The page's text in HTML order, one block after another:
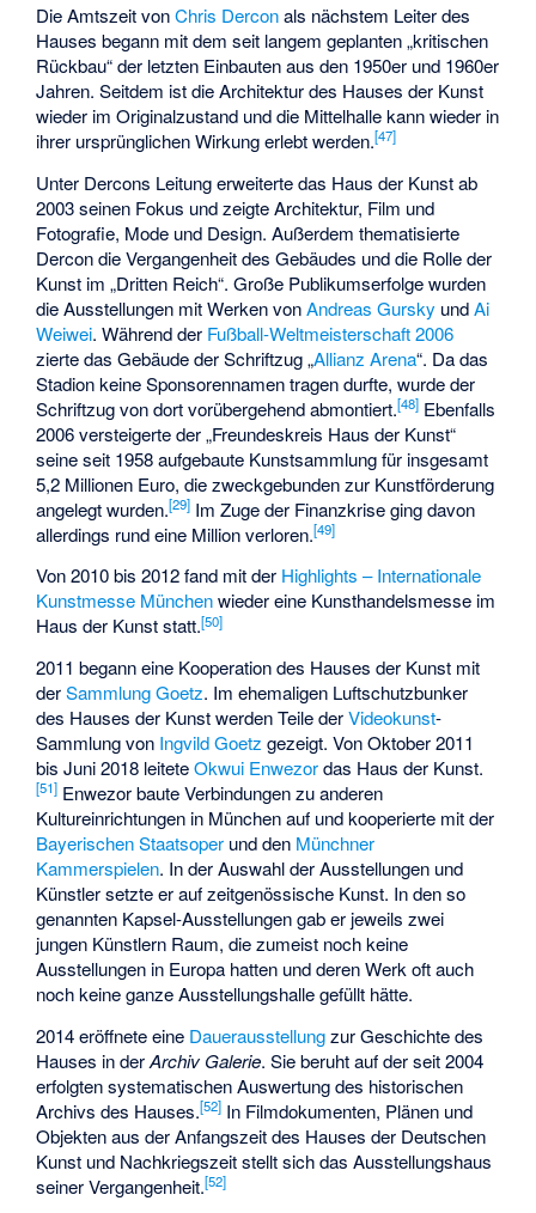
Die Amtszeit vonChris Derconals nächstem Leiter des
Hauses begann mit dem seit langem geplanten „kritischen
Rückbau“ der letzten Einbauten aus den 1950er und 1960er
Jahren. Seitdem ist die Architektur des Hauses der Kunst
wieder im Originalzustand und die Mittelhalle kann wieder in
ihrer ursprünglichen Wirkung erlebt werden.[47]
Unter Dercons Leitung erweiterte das Haus der Kunst ab
2003 seinen Fokus und zeigte Architektur, Film und
Fotografie, Mode und Design. Außerdem thematisierte
Dercon die Vergangenheit des Gebäudes und die Rolle der
Kunst im „Dritten Reich“. Große Publikumserfolge wurden
die Ausstellungen mit Werken vonAndreas Gursky undAi
Weiwei. Während der Fußball-Weltmeisterschaft 2006
zierte das Gebäude der Schriftzug „Allianz Arena“. Da das
Stadion keine Sponsorennamen tragen durfte, wurde der
Schriftzug von dort vorübergehend abmontiert.[48] Ebenfalls
2006 versteigerte der „Freundeskreis Haus der Kunst“
seine seit 1958 aufgebaute Kunstsammlung für insgesamt
5,2 Millionen Euro, die zweckgebunden zur Kunstförderung
angelegt wurden.[29] Im Zuge der Finanzkriseging davon
allerdings rund eine Million verloren.[49]
Von 2010 bis 2012 fand mit der Highlights – Internationale
Kunstmesse Münchenwieder eine Kunsthandelsmesse im
Haus der Kunst statt.[50]
2011 begann eine Kooperation des Hauses der Kunst mit
derSammlung Goetz. Im ehemaligen Luftschutzbunker
des Hauses der Kunst werden Teile derVideokunst-
Sammlung von Ingvild Goetz gezeigt. Von Oktober 2011
bis Juni 2018 leiteteOkwui Enwezordas Haus der Kunst.
[51] Enwezor baute Verbindungen zu anderen
Kultureinrichtungen in München auf und kooperierte mit der
Bayerischen Staatsoper und den Münchner
Kammerspielen. In der Auswahl der Ausstellungen und
Künstler setzte er auf zeitgenössische Kunst. In den so
genannten Kapsel-Ausstellungen gab er jeweils zwei
jungen Künstlern Raum, die zumeist noch keine
Ausstellungen in Europa hatten und deren Werk oft auch
noch keine ganze Ausstellungshalle gefüllt hätte.
2014 eröffnete eine Dauerausstellungzur Geschichte des
Hauses in derArchiv Galerie. Sie beruht auf der seit 2004
erfolgten systematischen Auswertung des historischen
Archivs des Hauses.[52] In Filmdokumenten, Plänen und
Objekten aus der Anfangszeit des Hauses der Deutschen
Kunst und Nachkriegszeit stellt sich das Ausstellungshaus
seiner Vergangenheit.[52]